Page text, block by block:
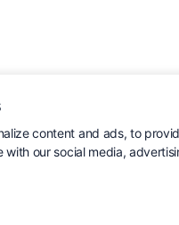
content and ads, to
with our social media,